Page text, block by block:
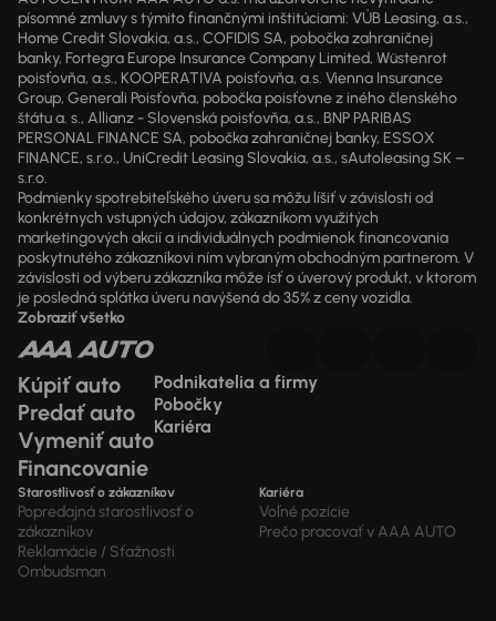
písomné zmluvy s týmito finančnými inštitúciami: VÚB Leasing, a.s.,
Home Credit Slovakia, a.s., COFIDIS SA, pobočka zahraničnej
banky, Fortegra Europe Insurance Company Limited, Wüstenrot
poisťovňa, a.s., KOOPERATIVA poisťovňa, a.s. Vienna Insurance
Group, Generali Poisťovňa, pobočka poisťovne z iného členského
štátu a. s., Allianz - Slovenská poisťovňa, a.s., BNP PARIBAS
PERSONAL FINANCE SA, pobočka zahraničnej banky, ESSOX
FINANCE, s.r.o., UniCredit Leasing Slovakia, a.s., sAutoleasing SK –
s.r.o.
Podmienky spotrebiteľského úveru sa môžu líšiť v závislosti od
konkrétnych vstupných údajov, zákazníkom využitých
marketingových akcií a individuálnych podmienok financovania
poskytnutého zákazníkovi ním vybraným obchodným partnerom. V
závislosti od výberu zákazníka môže ísť o úverový produkt, v ktorom
je posledná splátka úveru navýšená do 35% z ceny vozidla.
Zobraziť všetko
Kúpiť auto
Predať auto
Vymeniť auto
Financovanie
Podnikatelia a firmy
Pobočky
Kariéra
Starostlivosť o zákazníkov
Popredajná starostlivosť o
zákazníkov
Reklamácie / Sťažnosti
Ombudsman
Kariéra
Voľné pozície
Prečo pracovať v AAA AUTO